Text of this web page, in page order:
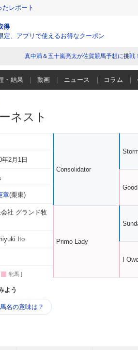
レポート
得
定、アプリで使えるお得なクーポン
真中満＆五十嵐亮太が佐賀競馬予想に挑戦
・結果 動画 ニュース コラム
ネスト
年2月1日
章(栗東)
社 グランド牧
Ito
:牝馬 ]
Consolidator
Primo Lady
I
よう
名の意味は？